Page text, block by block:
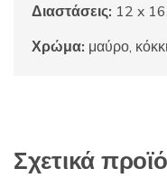
Διαστάσεις: 12 x
Χρώμα: μαύρο,
Σχετικά